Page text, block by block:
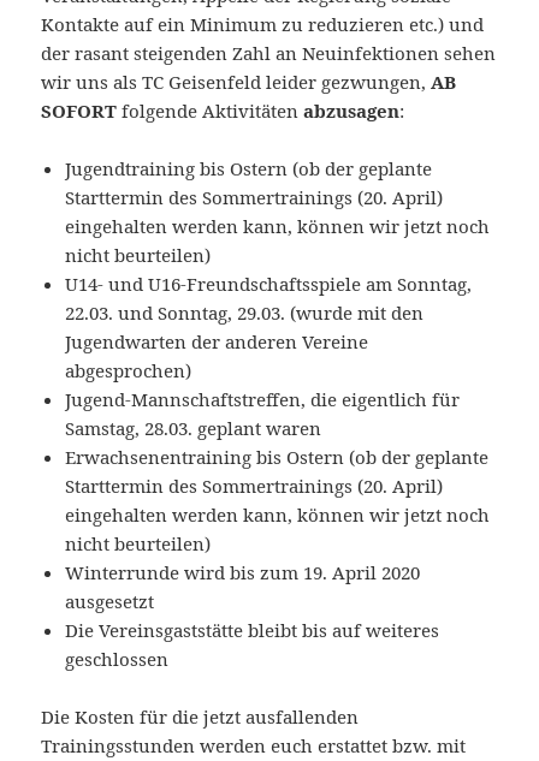
Kontakte auf ein Minimum zu reduzieren etc.) und
der rasant steigenden Zahl an Neuinfektionen sehen
wir uns als TC Geisenfeld leider gezwungen,AB
SOFORT folgende Aktivitätenabzusagen:
Jugendtraining bis Ostern (ob der geplante
Starttermin des Sommertrainings (20. April)
eingehalten werden kann, können wir jetzt noch
nicht beurteilen)
U14- und U16-Freundschaftsspiele am Sonntag,
22.03. und Sonntag, 29.03. (wurde mit den
Jugendwarten der anderen Vereine
abgesprochen)
Jugend-Mannschaftstreffen, die eigentlich für
Samstag, 28.03. geplant waren
Erwachsenentraining bis Ostern (ob der geplante
Starttermin des Sommertrainings (20. April)
eingehalten werden kann, können wir jetzt noch
nicht beurteilen)
Winterrunde wird bis zum 19. April 2020
ausgesetzt
Die Vereinsgaststätte bleibt bis auf weiteres
geschlossen
Die Kosten für die jetzt ausfallenden
Trainingsstunden werden euch erstattet bzw. mit